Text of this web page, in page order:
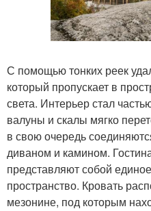
С помощью тонких реек
который пропускает в
света. Интерьер стал
валуны и скалы мягко
в свою очередь
диваном и камином.
представляют собой
пространство. Кровать
мезонине, под которым